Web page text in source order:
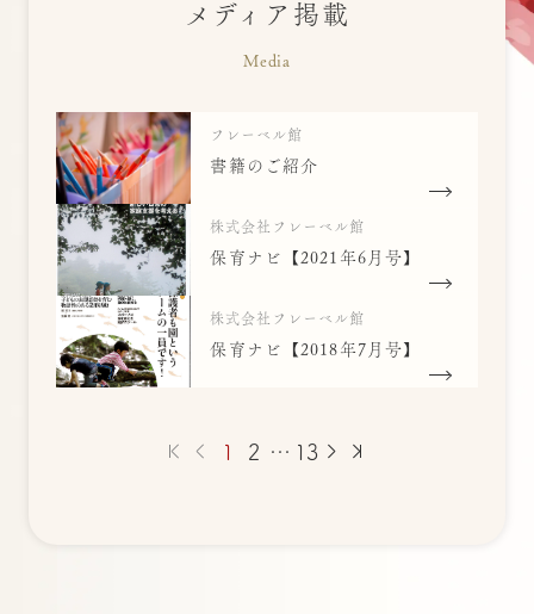
メディア掲載
Media
フレーベル館
書籍のご紹介
株式会社フレーベル館
保育ナビ【2021年6月号】
株式会社フレーベル館
保育ナビ【2018年7月号】
1 2 … 13